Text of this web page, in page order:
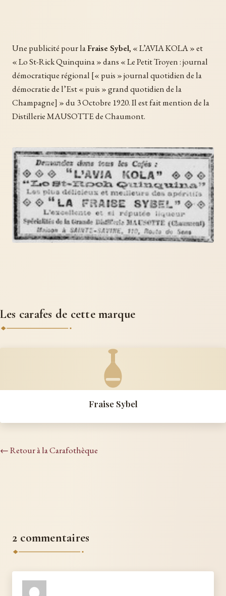
Une publicité pour laFraise Sybel, « L’AVIA KOLA » et
« Lo St-Rick Quinquina » dans « Le Petit Troyen : journal
démocratique régional [« puis » journal quotidien de la
démocratie de l’Est « puis » grand quotidien de la
Champagne] » du 3 Octobre 1920. Il est fait mention de la
Distillerie MAUSOTTE de Chaumont.
Les carafes de cette marque
Fraise Sybel
← Retour à la Carafothèque
2 commentaires